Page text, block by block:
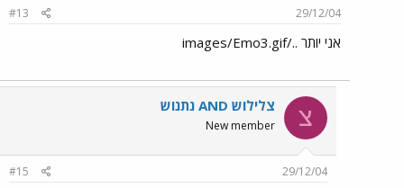
29/12/04
#13
אני יותר ../images/Emo3.gif
צ צלילוש AND נתנוש
New member
29/12/04
#15